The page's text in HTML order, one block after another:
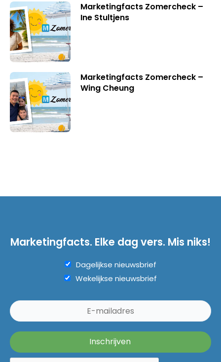
Marketingfacts Zomercheck –
Ine Stultjens
Marketingfacts Zomercheck –
Wing Cheung
Marketingfacts. Elke dag vers. Mis niks!
Dagelijkse nieuwsbrief
Wekelijkse nieuwsbrief